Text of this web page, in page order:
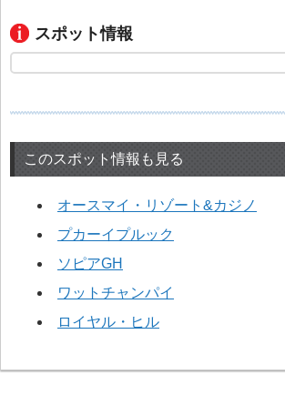
スポット情報
このスポット情報も見る
オースマイ・リゾート&カジノ
プカーイプルック
ソピアGH
ワットチャンパイ
ロイヤル・ヒル